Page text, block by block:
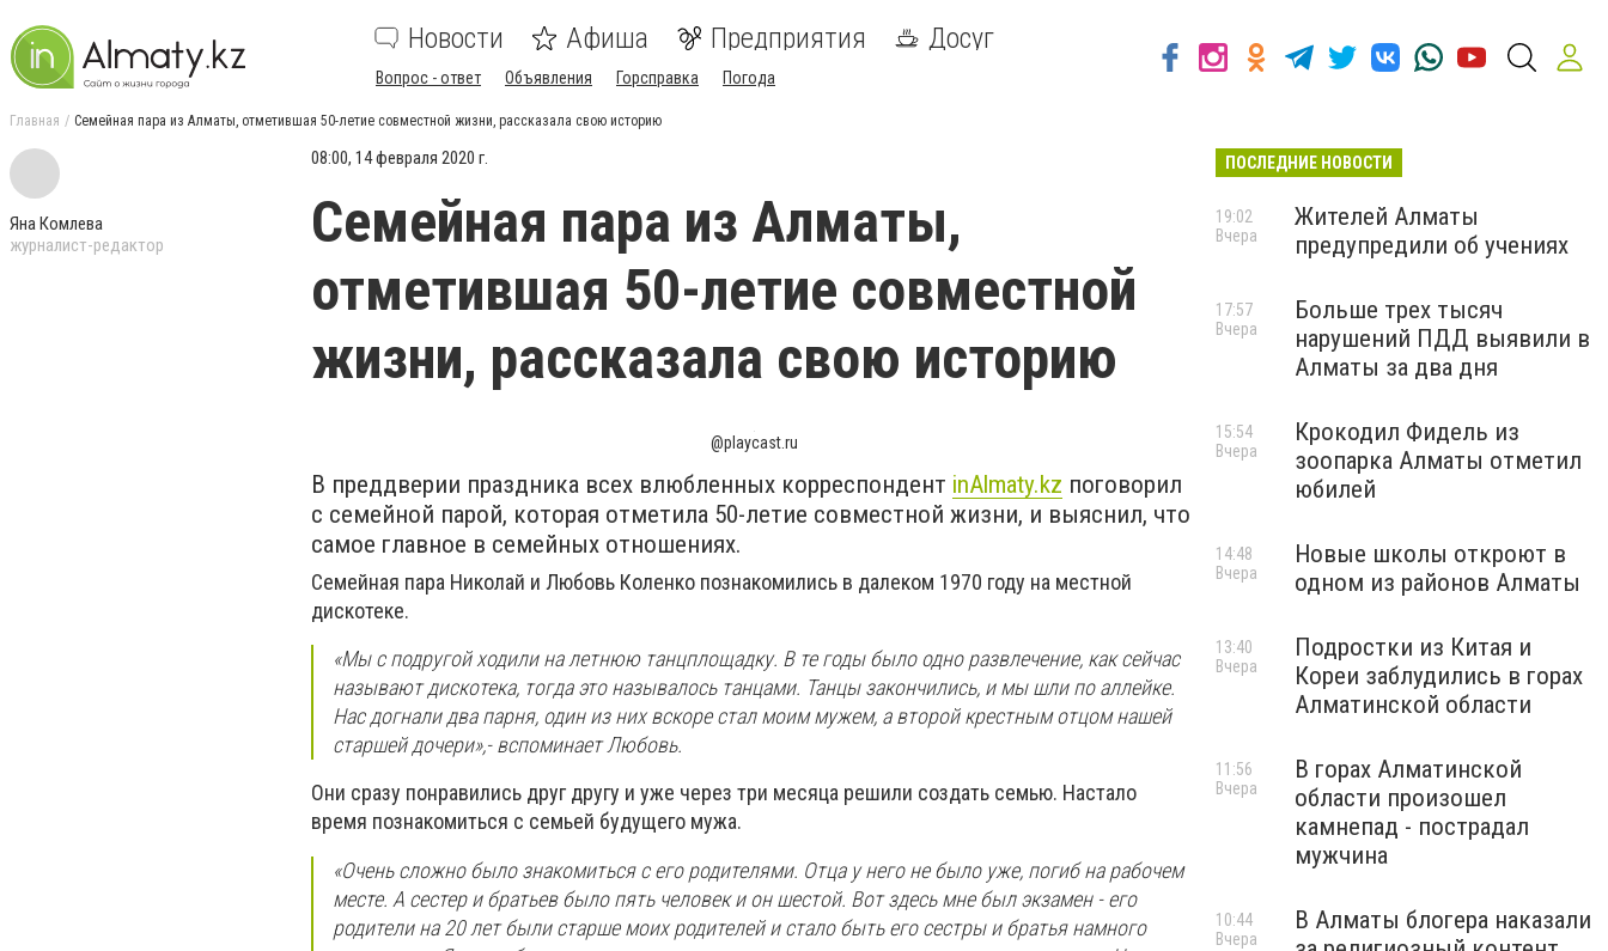
Новости Афиша Предприятия Досуг
Вопрос - ответ Объявления Горсправка Погода
Главная Семейная пара из Алматы, отметившая 50-летие совместной жизни, рассказала свою историю
Яна Комлева
журналист-редактор
08:00, 14 февраля 2020 г.
Семейная пара из Алматы,
отметившая 50-летие совместной
жизни, рассказала свою историю
@playcast.ru
В преддверии праздника всех влюбленных корреспондент inAlmaty.kz поговорил
с семейной парой, которая отметила 50-летие совместной жизни, и выяснил, что
самое главное в семейных отношениях.
Семейная пара Николай и Любовь Коленко познакомились в далеком 1970 году на местной
дискотеке.
«Мы с подругой ходили на летнюю танцплощадку. В те годы было одно развлечение, как сейчас
называют дискотека, тогда это называлось танцами. Танцы закончились, и мы шли по аллейке.
Нас догнали два парня, один из них вскоре стал моим мужем, а второй крестным отцом нашей
старшей дочери»,- вспоминает Любовь.
Они сразу понравились друг другу и уже через три месяца решили создать семью. Настало
время познакомиться с семьей будущего мужа.
«Очень сложно было знакомиться с его родителями. Отца у него не было уже, погиб на рабочем
месте. А сестер и братьев было пять человек и он шестой. Вот здесь мне был экзамен - его
родители на 20 лет были старше моих родителей и стало быть его сестры и братья намного
ПОСЛЕДНИЕ НОВОСТИ
Жителей Алматы
предупредили об учениях
19:02
Вчера
Больше трех тысяч
нарушений ПДД выявили в
Алматы за два дня
17:57
Вчера
Крокодил Фидель из
зоопарка Алматы отметил
юбилей
15:54
Вчера
Новые школы откроют в
одном из районов Алматы
14:48
Вчера
Подростки из Китая и
Кореи заблудились в горах
Алматинской области
13:40
Вчера
В горах Алматинской
области произошел
камнепад - пострадал
мужчина
11:56
Вчера
В Алматы блогера наказали
10:44
Вчера